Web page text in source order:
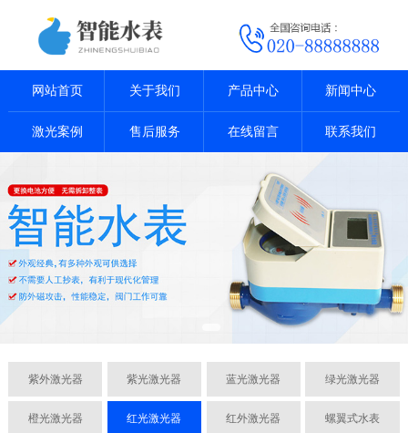
网站首页 关于我们 产品中心 新闻中心
激光案例 售后服务 在线留言 联系我们
紫外激光器 紫光激光器 蓝光激光器 绿光激光器
橙光激光器 红光激光器 红外激光器 螺翼式水表